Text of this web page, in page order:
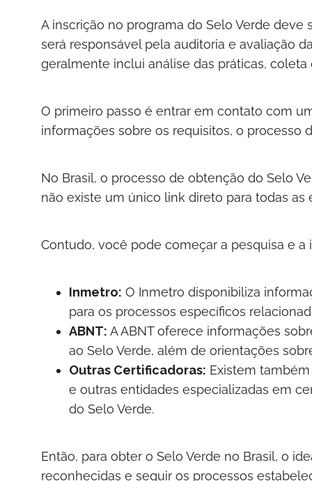
A inscrição no programa do Selo Verde
será responsável pela auditoria e avaliação
geralmente inclui análise das práticas,
O primeiro passo é entrar em contato com
informações sobre os requisitos, o processo
No Brasil, o processo de obtenção do Selo
não existe um único link direto para todas
Contudo, você pode começar a pesquisa e a
Inmetro: O Inmetro disponibiliza
para os processos específicos
ABNT: A ABNT oferece informações
ao Selo Verde, além de orientações
Outras Certificadoras: Existem
e outras entidades especializadas em
do Selo Verde.
Então, para obter o Selo Verde no Brasil, o
reconhecidas e seguir os processos